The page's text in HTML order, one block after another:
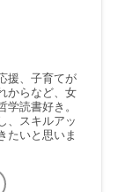
援、子育てが
からなど、女
読書好き。
、スキルアッ
たいと思いま